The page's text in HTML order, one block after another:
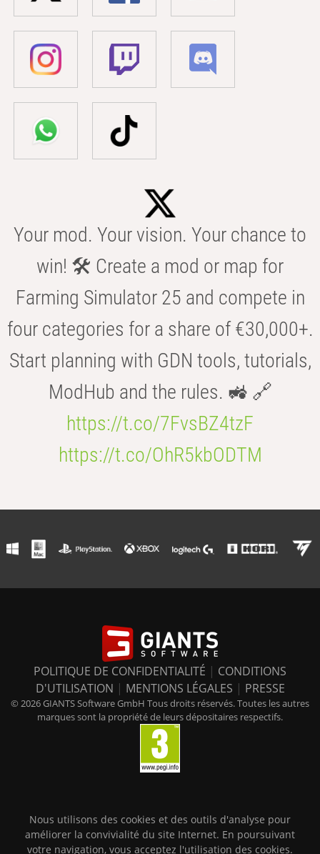
Your mod. Your vision. Your chance to
win! 🛠️ Create a mod or map for
Farming Simulator 25 and compete in
four categories for a share of €30,000+.
Start planning with GDN tools, tutorials,
ModHub and the rules. 🚜 🔗
https://t.co/7FvsBZ4tzF
https://t.co/OhR5kbODTM
POLITIQUE DE CONFIDENTIALITÉ | CONDITIONS
D'UTILISATION | MENTIONS LÉGALES | PRESSE
© 2026 GIANTS Software GmbH Tous droits réservés. Toutes les autres
marques sont la propriété de leurs dépositaires respectifs.
Nous utilisons des cookies et des outils d'analyse pour
améliorer la convivialité du site Internet. En poursuivant
votre navigation, vous acceptez l'utilisation des cookies.